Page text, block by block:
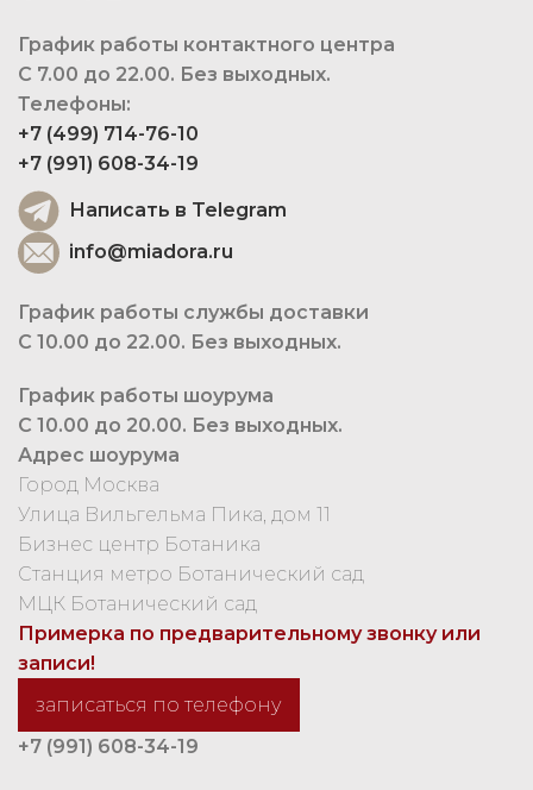
График работы контактного центра
С 7.00 до 22.00. Без выходных.
Телефоны:
+7 (499) 714-76-10
+7 (991) 608-34-19
Написать в Telegram
info@miadora.ru
График работы службы доставки
С 10.00 до 22.00. Без выходных.
График работы шоурума
С 10.00 до 20.00. Без выходных.
Адрес шоурума
Город Москва
Улица Вильгельма Пика, дом 11
Бизнес центр Ботаника
Станция метро Ботанический сад
МЦК Ботанический сад
Примерка по предварительному звонку или
записи!
записаться по телефону
+7 (991) 608-34-19